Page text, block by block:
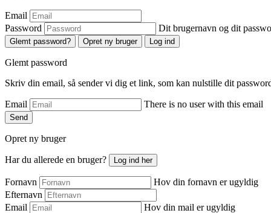
Email
Password
Dit brugernavn og dit
Glemt password? Opret ny bruger Log ind
Glemt password
Skriv din email, så sender vi dig et link, som kan nulstille dit
Email There is no user with this email
Send
Opret ny bruger
Har du allerede en bruger? Log ind her
Fornavn
Hov din fornavn er ugyldig
Efternavn
Email
Hov din mail er ugyldig